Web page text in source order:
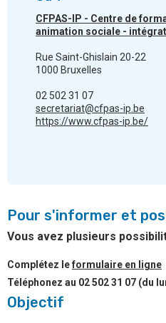
Objectif
CFPAS-IP - Centre de
animation sociale -
Rue Saint-Ghislain 20-22
1000 Bruxelles
02 502 31 07
secretariat@cfpas-ip.be
https://www.cfpas-ip.be/
Pour s'informer et
Vous avez plusieurs
Complétez leformulaire en ligne
Téléphonez au 02 502 31 07 (du